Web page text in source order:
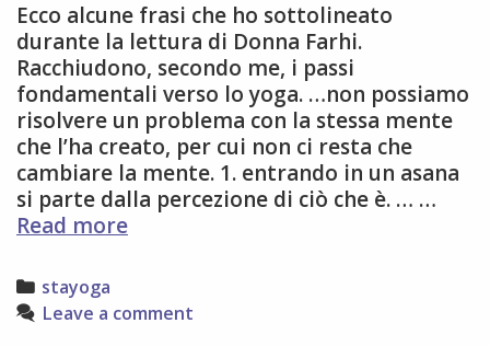
Ecco alcune frasi che ho sottolineato
durante la lettura di Donna Farhi.
Racchiudono, secondo me, i passi
fondamentali verso lo yoga. …non possiamo
risolvere un problema con la stessa mente
che l’ha creato, per cui non ci resta che
cambiare la mente. 1. entrando in un asana
si parte dalla percezione di ciò che è. … …
Read moreAppunti
yoga
nella
Categories
stayoga
Leave a comment